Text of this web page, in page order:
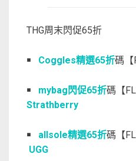
THG周末閃促65折
￭ Coggles精選65折碼【
￭ mybag閃促65折碼【
Strathberry
￭ allsole精選65折碼【
UGG